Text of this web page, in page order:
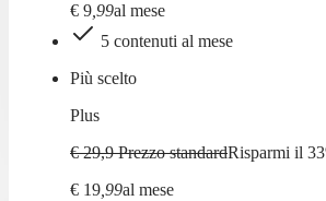
€ 9 99al mese
5 contenuti al mese
Più scelto
Plus
€ 29,9 Prezzo standardRisparmi il 33
€ 19 99al mese